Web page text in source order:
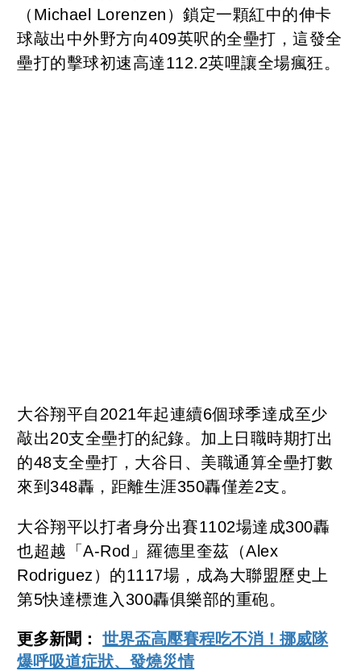
（Michael Lorenzen）鎖定一顆紅中的伸卡
球敲出中外野方向409英呎的全壘打，這發全
壘打的擊球初速高達112.2英哩讓全場瘋狂。
大谷翔平自2021年起連續6個球季達成至少
敲出20支全壘打的紀錄。加上日職時期打出
的48支全壘打，大谷日、美職通算全壘打數
來到348轟，距離生涯350轟僅差2支。
大谷翔平以打者身分出賽1102場達成300轟
也超越「A-Rod」羅德里奎茲（Alex
Rodriguez）的1117場，成為大聯盟歷史上
第5快達標進入300轟俱樂部的重砲。
更多新聞：世界盃高壓賽程吃不消！挪威隊
爆呼吸道症狀、發燒災情